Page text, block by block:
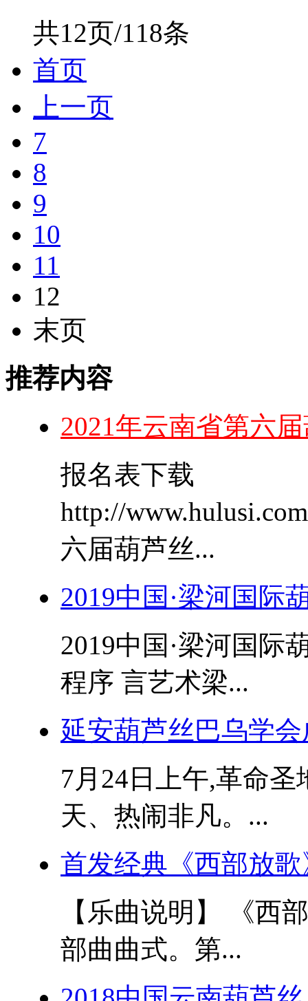
共12页/118条
首页
上一页
7
8
9
10
11
12
末页
推荐内容
2021年云南省第六
报名表下载
http://
六届葫芦丝...
2019中国·梁河国际
2019中国·梁河国际
程序 言艺术梁...
延安葫芦丝巴乌学
7月24日上午,革命
天、热闹非凡。...
首发经典《西部放
【乐曲说明】 《西
部曲曲式。第...